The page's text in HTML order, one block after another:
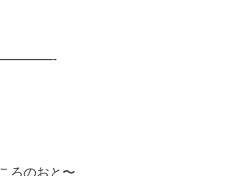
ろのおと〜